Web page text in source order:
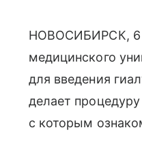
НОВОСИБИРСК, 6
медицинского
для введения
делает
с которым